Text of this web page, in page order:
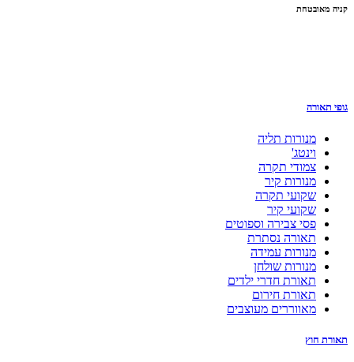
קניה מאובטחת
גופי תאורה
מנורות תליה
וינטג'
צמודי תקרה
מנורות קיר
שקועי תקרה
שקועי קיר
פסי צבירה וספוטים
תאורה נסתרת
מנורות עמידה
מנורות שולחן
תאורת חדרי ילדים
תאורת חירום
מאווררים מעוצבים
תאורת חוץ